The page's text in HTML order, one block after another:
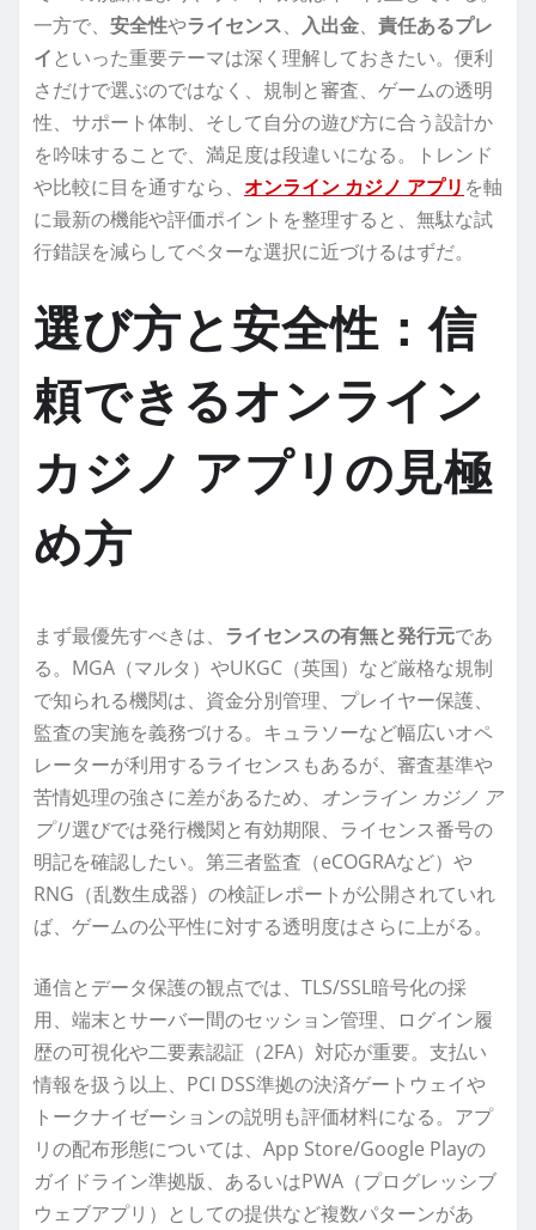
一方で、 安全性やライセンス、 入出金、 責任あるプレ
イ といった重要テーマは深く理解しておきたい。便利
さだけで選ぶのではなく、規制と審査、ゲームの透明
性、サポート体制、そして自分の遊び方に合う設計か
を吟味することで、満足度は段違いになる。トレンド
や比較に目を通すなら、 オンライン カジノ アプリ を軸
に最新の機能や評価ポイントを整理すると、無駄な試
行錯誤を減らしてベターな選択に近づけるはずだ。
選び方と安全性：信
頼できるオンライン
カジノ アプリの見極
め方
まず最優先すべきは、 ライセンスの有無と発行元であ
る。MGA（マルタ）やUKGC（英国）など厳格な規制
で知られる機関は、資金分別管理、プレイヤー保護、
監査の実施を義務づける。キュラソーなど幅広いオペ
レーターが利用するライセンスもあるが、審査基準や
苦情処理の強さに差があるため、 オンライン カジノ ア
プリ選びでは発行機関と有効期限、ライセンス番号の
明記を確認したい。第三者監査（eCOGRAなど）や
RNG（乱数生成器）の検証レポートが公開されていれ
ば、ゲームの公平性に対する透明度はさらに上がる。
通信とデータ保護の観点では、TLS/SSL暗号化の採
用、端末とサーバー間のセッション管理、ログイン履
歴の可視化や二要素認証（2FA）対応が重要。支払い
情報を扱う以上、PCI DSS準拠の決済ゲートウェイや
トークナイゼーションの説明も評価材料になる。アプ
リの配布形態については、App Store/Google Playの
ガイドライン準拠版、あるいはPWA（プログレッシブ
ウェブアプリ）としての提供など複数パターンがあ